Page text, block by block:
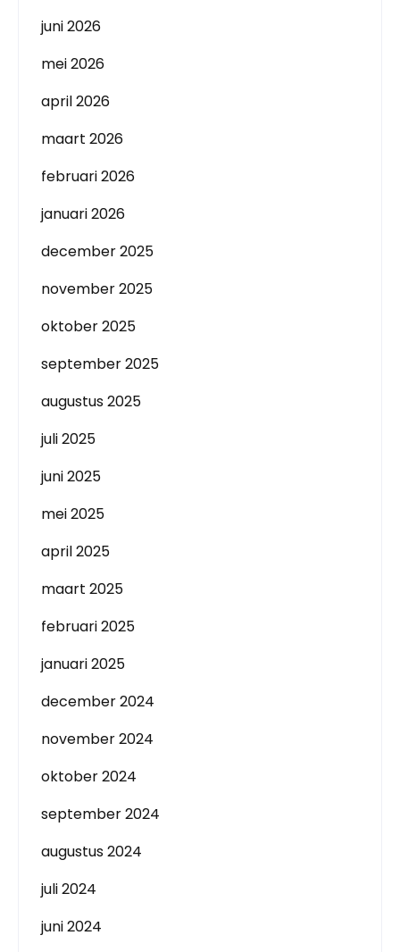
juni 2026
mei 2026
april 2026
maart 2026
februari 2026
januari 2026
december 2025
november 2025
oktober 2025
september 2025
augustus 2025
juli 2025
juni 2025
mei 2025
april 2025
maart 2025
februari 2025
januari 2025
december 2024
november 2024
oktober 2024
september 2024
augustus 2024
juli 2024
juni 2024